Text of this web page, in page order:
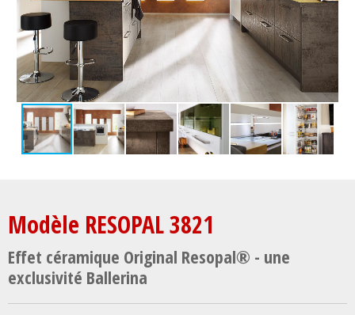
Modèle RESOPAL 3821
Effet céramique Original Resopal® - une
exclusivité Ballerina